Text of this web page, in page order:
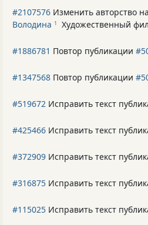
#2107576 Изменить авторство
Володина 1 Художественный
#1886781 Повтор публикации
#1347568 Повтор публикации
#519672 Исправить текст
#425466 Исправить текст
#372909 Исправить текст
#316875 Исправить текст
#115025 Исправить текст